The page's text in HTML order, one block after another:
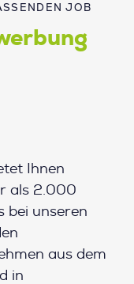
JOB
Ihnen
als 2.000
bei unseren
aus dem
in